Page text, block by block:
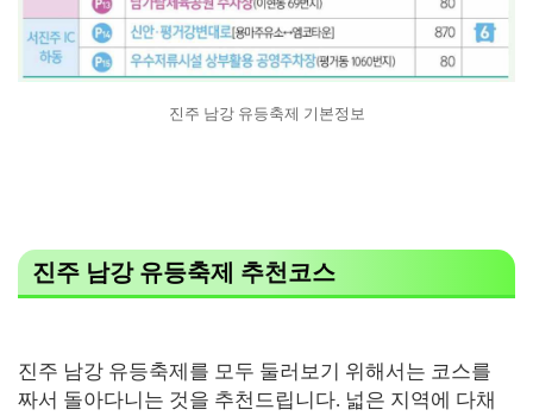
진주 남강 유등축제 기본정보
진주 남강 유등축제 추천코스
진주 남강 유등축제를 모두 둘러보기 위해서는 코스를
짜서 돌아다니는 것을 추천드립니다. 넓은 지역에 다채